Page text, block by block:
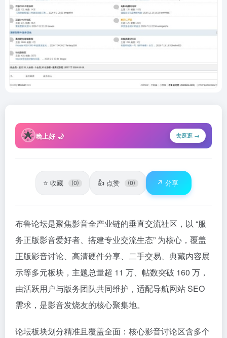
🌟晚上好 🌙 去逛逛 →
⭐ 收藏 (0) 👍 点赞 (0) ↗️ 分享
布鲁论坛是聚焦影音全产业链的垂直交流社区，以 “服
务正版影音爱好者、搭建专业交流生态” 为核心，覆盖
正版影音讨论、高清硬件分享、二手交易、典藏内容展
示等多元板块，主题总量超 11 万、帖数突破 160 万，
由活跃用户与版务团队共同维护，适配导航网站 SEO
需求，是影音发烧友的核心聚集地。​
论坛板块划分精准且覆盖全面：核心影音讨论区含多个